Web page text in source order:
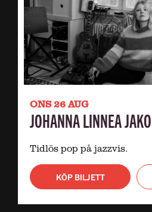
ONS 26 AUG
JOHANNA LINNEA
Tidlös pop på jazzvis.
KÖP BILJETT